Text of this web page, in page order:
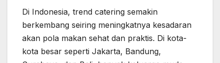
Di Indonesia, trend catering semakin
berkembang seiring meningkatnya kesadaran
akan pola makan sehat dan praktis. Di kota-
kota besar seperti Jakarta, Bandung,